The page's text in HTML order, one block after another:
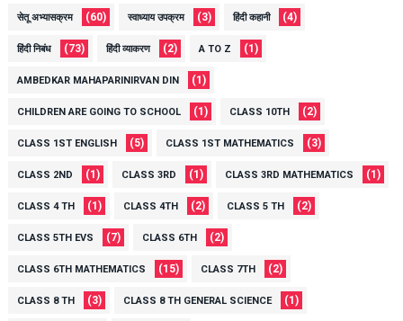
सेतू अभ्यासक्रम (60) स्वाध्याय उपक्रम (3) हिंदी कहानी (4)
हिंदी निबंध (73) हिंदी व्याकरण (2) A TO Z (1)
AMBEDKAR MAHAPARINIRVAN DIN (1)
CHILDREN ARE GOING TO SCHOOL (1) CLASS 10TH (2)
CLASS 1ST ENGLISH (5) CLASS 1ST MATHEMATICS (3)
CLASS 2ND (1) CLASS 3RD (1) CLASS 3RD MATHEMATICS (1)
CLASS 4 TH (1) CLASS 4TH (2) CLASS 5 TH (2)
CLASS 5TH EVS (7) CLASS 6TH (2)
CLASS 6TH MATHEMATICS (15) CLASS 7TH (2)
CLASS 8 TH (3) CLASS 8 TH GENERAL SCIENCE (1)